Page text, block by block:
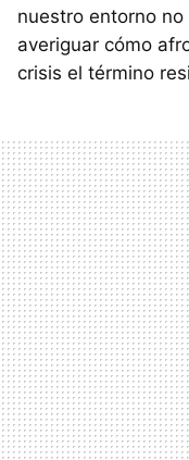
nuestro entorno
averiguar cómo
crisis el término